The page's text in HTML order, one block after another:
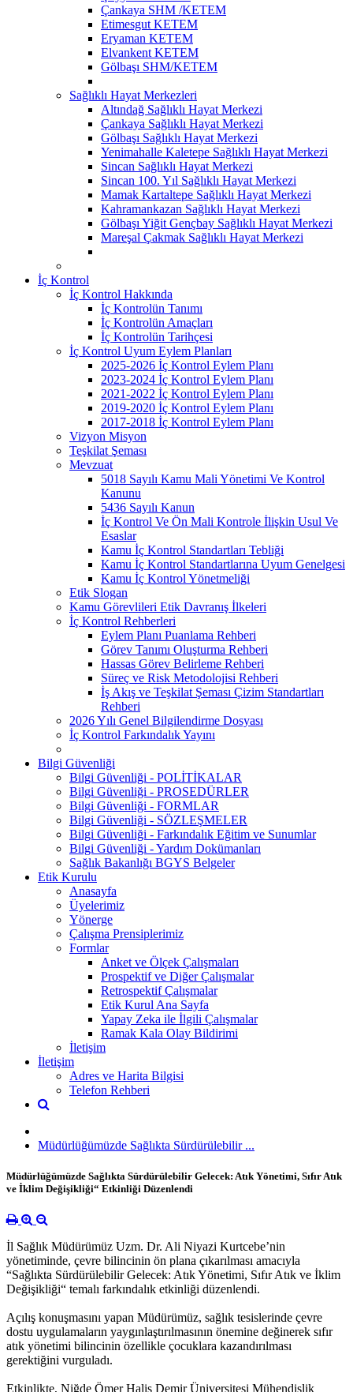
Çankaya SHM /KETEM
Etimesgut KETEM
Eryaman KETEM
Elvankent KETEM
Gölbaşı SHM/KETEM
Sağlıklı Hayat Merkezleri
Altındağ Sağlıklı Hayat Merkezi
Çankaya Sağlıklı Hayat Merkezi
Gölbaşı Sağlıklı Hayat Merkezi
Yenimahalle Kaletepe Sağlıklı Hayat Merkezi
Sincan Sağlıklı Hayat Merkezi
Sincan 100. Yıl Sağlıklı Hayat Merkezi
Mamak Kartaltepe Sağlıklı Hayat Merkezi
Kahramankazan Sağlıklı Hayat Merkezi
Gölbaşı Yiğit Gençbay Sağlıklı Hayat Merkezi
Mareşal Çakmak Sağlıklı Hayat Merkezi
İç Kontrol
İç Kontrol Hakkında
İç Kontrolün Tanımı
İç Kontrolün Amaçları
İç Kontrolün Tarihçesi
İç Kontrol Uyum Eylem Planları
2025-2026 İç Kontrol Eylem Planı
2023-2024 İç Kontrol Eylem Planı
2021-2022 İç Kontrol Eylem Planı
2019-2020 İç Kontrol Eylem Planı
2017-2018 İç Kontrol Eylem Planı
Vizyon Misyon
Teşkilat Şeması
Mevzuat
5018 Sayılı Kamu Mali Yönetimi Ve Kontrol
Kanunu
5436 Sayılı Kanun
İç Kontrol Ve Ön Mali Kontrole İlişkin Usul Ve
Esaslar
Kamu İç Kontrol Standartları Tebliği
Kamu İç Kontrol Standartlarına Uyum Genelgesi
Kamu İç Kontrol Yönetmeliği
Etik Slogan
Kamu Görevlileri Etik Davranış İlkeleri
İç Kontrol Rehberleri
Eylem Planı Puanlama Rehberi
Görev Tanımı Oluşturma Rehberi
Hassas Görev Belirleme Rehberi
Süreç ve Risk Metodolojisi Rehberi
İş Akış ve Teşkilat Şeması Çizim Standartları
Rehberi
2026 Yılı Genel Bilgilendirme Dosyası
İç Kontrol Farkındalık Yayını
Bilgi Güvenliği
Bilgi Güvenliği - POLİTİKALAR
Bilgi Güvenliği - PROSEDÜRLER
Bilgi Güvenliği - FORMLAR
Bilgi Güvenliği - SÖZLEŞMELER
Bilgi Güvenliği - Farkındalık Eğitim ve Sunumlar
Bilgi Güvenliği - Yardım Dokümanları
Sağlık Bakanlığı BGYS Belgeler
Etik Kurulu
Anasayfa
Üyelerimiz
Yönerge
Çalışma Prensiplerimiz
Formlar
Anket ve Ölçek Çalışmaları
Prospektif ve Diğer Çalışmalar
Retrospektif Çalışmalar
Etik Kurul Ana Sayfa
Yapay Zeka ile İlgili Çalışmalar
Ramak Kala Olay Bildirimi
İletişim
İletişim
Adres ve Harita Bilgisi
Telefon Rehberi
Müdürlüğümüzde Sağlıkta Sürdürülebilir ...
Müdürlüğümüzde Sağlıkta Sürdürülebilir Gelecek: Atık Yönetimi, Sıfır Atık
ve İklim Değişikliği“ Etkinliği Düzenlendi
İl Sağlık Müdürümüz Uzm. Dr. Ali Niyazi Kurtcebe’nin
yönetiminde, çevre bilincinin ön plana çıkarılması amacıyla
“Sağlıkta Sürdürülebilir Gelecek: Atık Yönetimi, Sıfır Atık ve İklim
Değişikliği“ temalı farkındalık etkinliği düzenlendi.
Açılış konuşmasını yapan Müdürümüz, sağlık tesislerinde çevre
dostu uygulamaların yaygınlaştırılmasının önemine değinerek sıfır
atık yönetimi bilincinin özellikle çocuklara kazandırılması
gerektiğini vurguladı.
Etkinlikte, Niğde Ömer Halis Demir Üniversitesi Mühendislik